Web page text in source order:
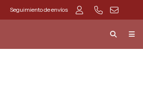
Seguimiento de envíos